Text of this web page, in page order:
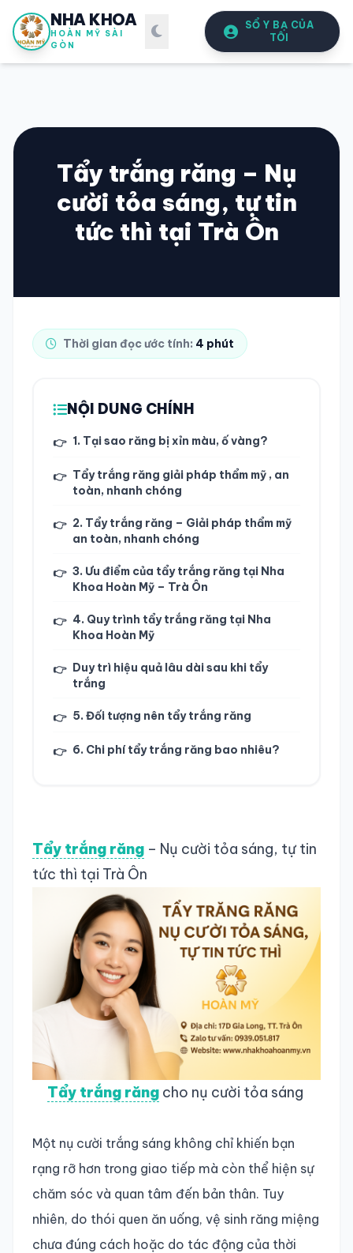
NHA KHOA
HOÀN MỸ SÀI
GÒN
SỔ Y BẠ CỦA
TÔI
SỔ Y BẠĐIỆN TỬ
Vui lòng đăng nhập bằng Số điện thoại đã đăng ký.
TRA CỨU HỒ SƠ
Tẩy trắng răng – Nụ
cười tỏa sáng, tự tin
tức thì tại Trà Ôn
Thời gian đọc ước tính: 4 phút
NỘI DUNG CHÍNH
👉 1. Tại sao răng bị xỉn màu, ố vàng?
👉 Tẩy trắng răng giải pháp thẩm mỹ , an
toàn, nhanh chóng
👉 2. Tẩy trắng răng – Giải pháp thẩm mỹ
an toàn, nhanh chóng
👉 3. Ưu điểm của tẩy trắng răng tại Nha
Khoa Hoàn Mỹ – Trà Ôn
👉 4. Quy trình tẩy trắng răng tại Nha
Khoa Hoàn Mỹ
👉 Duy trì hiệu quả lâu dài sau khi tẩy
trắng
👉 5. Đối tượng nên tẩy trắng răng
👉 6. Chi phí tẩy trắng răng bao nhiêu?
Tẩy trắng răng – Nụ cười tỏa sáng, tự tin
tức thì tại Trà Ôn
Tẩy trắng răngcho nụ cười tỏa sáng
Một nụ cười trắng sáng không chỉ khiến bạn
rạng rỡ hơn trong giao tiếp mà còn thể hiện sự
chăm sóc và quan tâm đến bản thân. Tuy
nhiên, do thói quen ăn uống, vệ sinh răng miệng
chưa đúng cách hoặc do tác động của thời